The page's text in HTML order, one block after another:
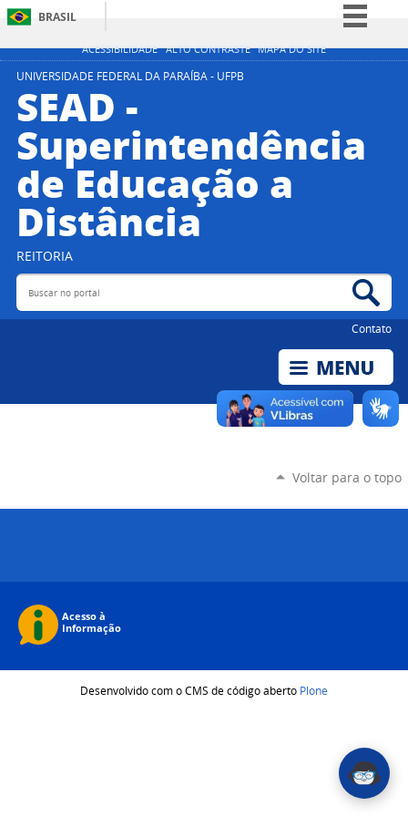
ACESSIBILIDADE ALTO CONTRASTE MAPA DO SITE
BRASIL
Simplifique!
Acesso à informação
Legislação
Canais
UNIVERSIDADE FEDERAL DA PARAÍBA - UFPB
SEAD -
Superintendência
de Educação a
Distância
REITORIA
Buscar no portal
Contato
Voltar para o topo
Desenvolvido com o CMS de código aberto Plone